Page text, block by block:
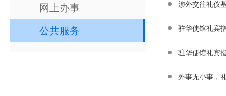
网上办事
公共服务
涉外交往礼仪
驻华使馆礼宾
驻华使馆礼宾
外事无小事，